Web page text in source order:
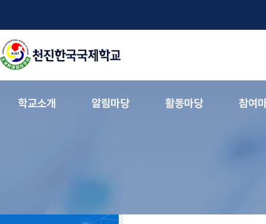
학교소개 알림마당 활동마당 참여